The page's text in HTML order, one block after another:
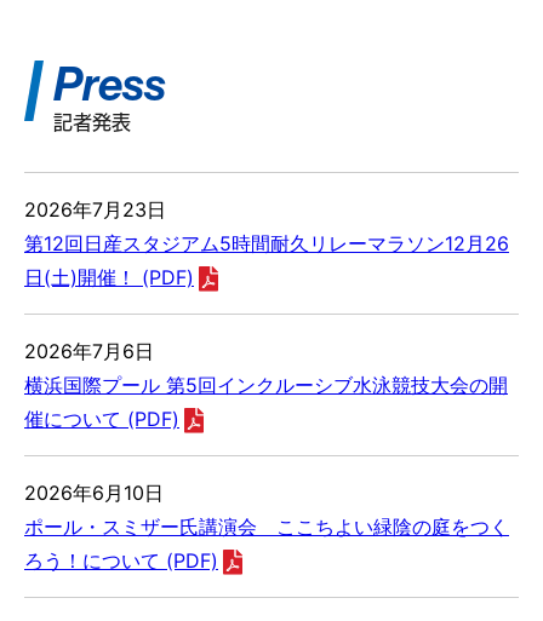
Press
記者発表
2026年7月23日
第12回日産スタジアム5時間耐久リレーマラソン12月26
日(土)開催！ (PDF)
2026年7月6日
横浜国際プール 第5回インクルーシブ水泳競技大会の開
催について (PDF)
2026年6月10日
ポール・スミザー氏講演会 ここちよい緑陰の庭をつく
ろう！について (PDF)